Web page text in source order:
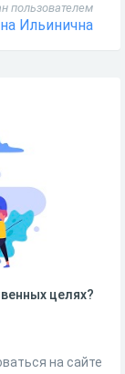
пользователем
Ильинична
целях?
на сайте